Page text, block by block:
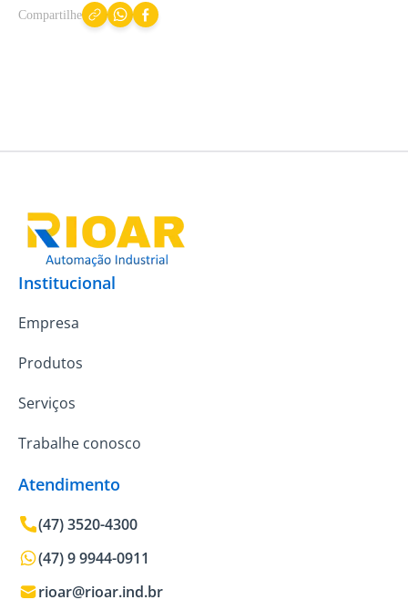
Compartilhe
Institucional
Empresa
Produtos
Serviços
Trabalhe conosco
Atendimento
(47) 3520-4300
(47) 9 9944-0911
rioar@rioar.ind.br